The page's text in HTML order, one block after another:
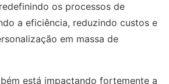
os processos de
a eficiência, reduzindo custos e
em massa de
está impactando fortemente a